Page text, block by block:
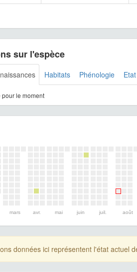
sur l'espèce
Habitats Phénologie
le moment
mars avr. mai juin juil. août
données ici représentent l'état actuel